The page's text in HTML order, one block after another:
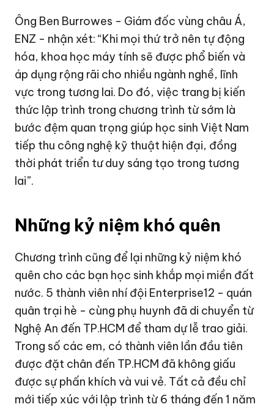
Ông Ben Burrowes - Giám đốc vùng châu Á,
ENZ - nhận xét: “Khi mọi thứ trở nên tự động
hóa, khoa học máy tính sẽ được phổ biến và
áp dụng rộng rãi cho nhiều ngành nghề, lĩnh
vực trong tương lai. Do đó, việc trang bị kiến
thức lập trình trong chương trình từ sớm là
bước đệm quan trọng giúp học sinh Việt Nam
tiếp thu công nghệ kỹ thuật hiện đại, đồng
thời phát triển tư duy sáng tạo trong tương
lai”.
Những kỷ niệm khó quên
Chương trình cũng để lại những kỷ niệm khó
quên cho các bạn học sinh khắp mọi miền đất
nước. 5 thành viên nhí đội Enterprise12 - quán
quân trại hè - cùng phụ huynh đã di chuyển từ
Nghệ An đến TP.HCM để tham dự lễ trao giải.
Trong số các em, có thành viên lần đầu tiên
được đặt chân đến TP.HCM đã không giấu
được sự phấn khích và vui vẻ. Tất cả đều chỉ
mới tiếp xúc với lập trình từ 6 tháng đến 1 năm